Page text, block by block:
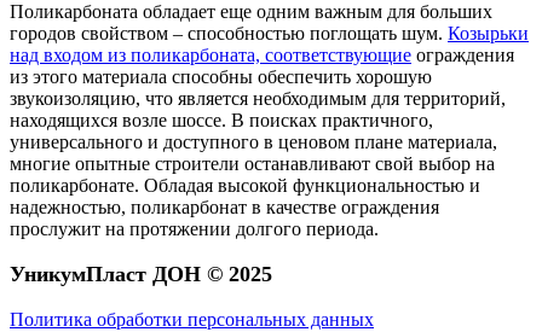
Поликарбоната обладает еще одним важным для больших
городов свойством – способностью поглощать шум. Козырьки
над входом из поликарбоната, соответствующие ограждения
из этого материала способны обеспечить хорошую
звукоизоляцию, что является необходимым для территорий,
находящихся возле шоссе. В поисках практичного,
универсального и доступного в ценовом плане материала,
многие опытные строители останавливают свой выбор на
поликарбонате. Обладая высокой функциональностью и
надежностью, поликарбонат в качестве ограждения
прослужит на протяжении долгого периода.
УникумПласт ДОН © 2025
Политика обработки персональных данных